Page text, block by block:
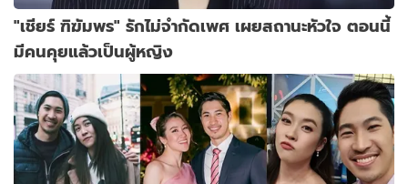
"เชียร์ ฑิฆัมพร" รักไม่จำกัดเพศ เผยสถานะหัวใจ ตอนนี้
มีคนคุยแล้วเป็นผู้หญิง